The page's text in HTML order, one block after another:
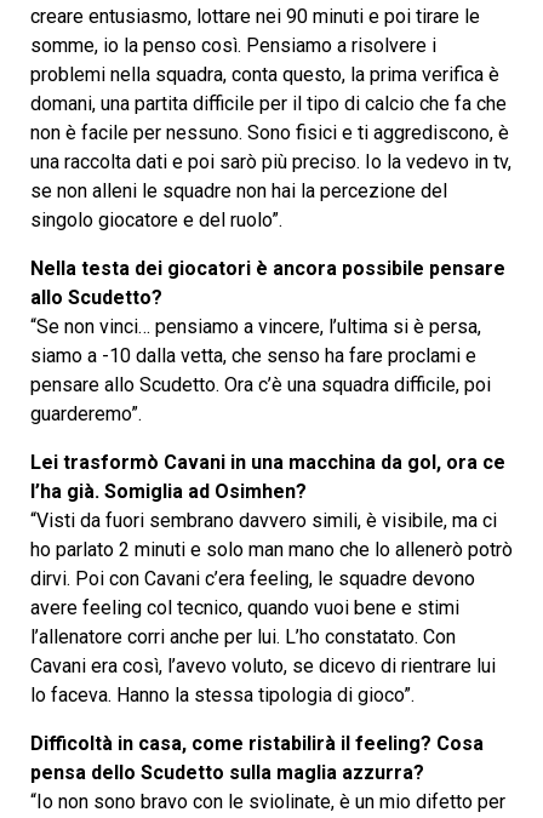
creare entusiasmo, lottare nei 90 minuti e poi tirare le
somme, io la penso così. Pensiamo a risolvere i
problemi nella squadra, conta questo, la prima verifica è
domani, una partita difficile per il tipo di calcio che fa che
non è facile per nessuno. Sono fisici e ti aggrediscono, è
una raccolta dati e poi sarò più preciso. Io la vedevo in tv,
se non alleni le squadre non hai la percezione del
singolo giocatore e del ruolo”.
Nella testa dei giocatori è ancora possibile pensare
allo Scudetto?
“Se non vinci… pensiamo a vincere, l’ultima si è persa,
siamo a -10 dalla vetta, che senso ha fare proclami e
pensare allo Scudetto. Ora c’è una squadra difficile, poi
guarderemo”.
Lei trasformò Cavani in una macchina da gol, ora ce
l’ha già. Somiglia ad Osimhen?
“Visti da fuori sembrano davvero simili, è visibile, ma ci
ho parlato 2 minuti e solo man mano che lo allenerò potrò
dirvi. Poi con Cavani c’era feeling, le squadre devono
avere feeling col tecnico, quando vuoi bene e stimi
l’allenatore corri anche per lui. L’ho constatato. Con
Cavani era così, l’avevo voluto, se dicevo di rientrare lui
lo faceva. Hanno la stessa tipologia di gioco”.
Difficoltà in casa, come ristabilirà il feeling? Cosa
pensa dello Scudetto sulla maglia azzurra?
“Io non sono bravo con le sviolinate, è un mio difetto per